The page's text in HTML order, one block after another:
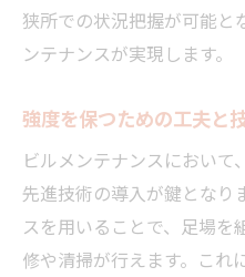
狭所での状況把握が可能と
ンテナンスが実現します。
強度を保つための工夫と
ビルメンテナンスにおいて
先進技術の導入が鍵となり
スを用いることで、足場を
修や清掃が行えます。これ